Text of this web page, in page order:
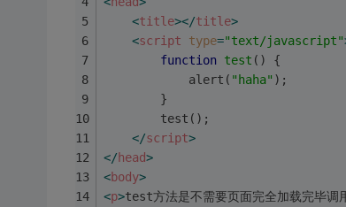
<title></title>
<script type="text/javascript"
function test ( ) {
            alert(
"haha" );
        }
        test();
</script>
</head>
<body>
<p>test方法是不需要页面完全加载完毕调